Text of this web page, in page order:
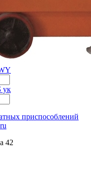
ук
приспособлений
42